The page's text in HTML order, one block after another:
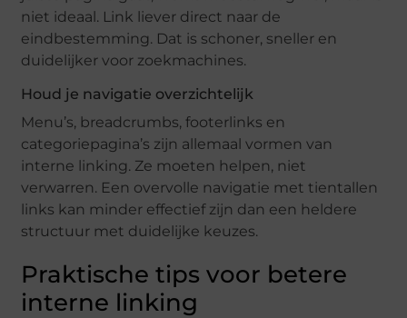
niet ideaal. Link liever direct naar de
eindbestemming. Dat is schoner, sneller en
duidelijker voor zoekmachines.
Houd je navigatie overzichtelijk
Menu’s, breadcrumbs, footerlinks en
categoriepagina’s zijn allemaal vormen van
interne linking. Ze moeten helpen, niet
verwarren. Een overvolle navigatie met tientallen
links kan minder effectief zijn dan een heldere
structuur met duidelijke keuzes.
Praktische tips voor betere
interne linking